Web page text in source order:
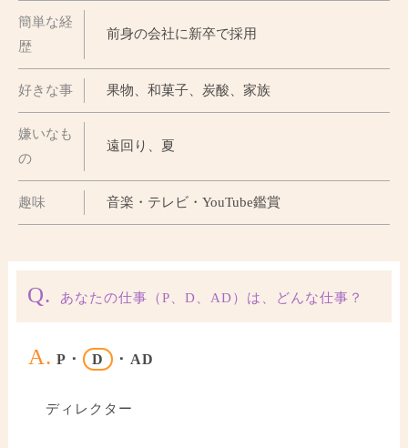
簡単な経
歴
前身の会社に新卒で採用
好きな事 果物、和菓子、炭酸、家族
嫌いなも
の
遠回り、夏
趣味 音楽・テレビ・YouTube鑑賞
Q. あなたの仕事（P、D、AD）は、どんな仕事？
A. P ･ D ･ AD
ディレクター